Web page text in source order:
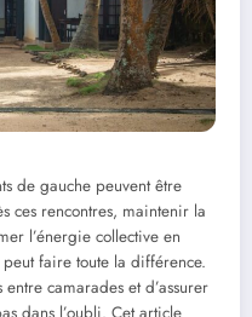
de gauche peuvent être
ces rencontres, maintenir la
l’énergie collective en
peut faire toute la différence.
camarades et d’assurer